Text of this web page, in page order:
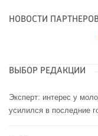
НОВОСТИ
ВЫБОР РЕДАКЦИИ
Эксперт: интерес у
усилился в последние